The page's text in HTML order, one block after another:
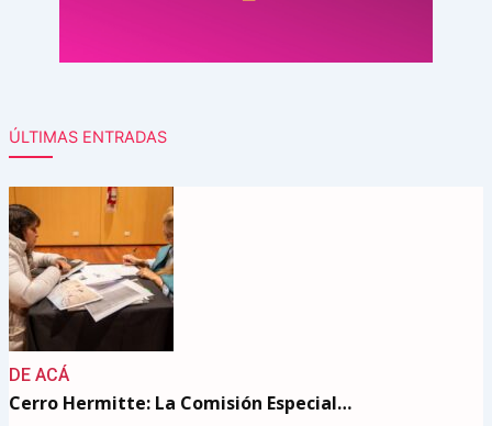
ÚLTIMAS ENTRADAS
DE ACÁ
Cerro Hermitte: La Comisión Especial…